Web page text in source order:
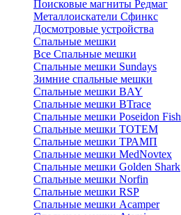
Поисковые магниты Редмаг
Металлоискатели Сфинкс
Досмотровые устройства
Спальные мешки
Все Спальные мешки
Спальные мешки Sundays
Зимние спальные мешки
Спальные мешки BAY
Спальные мешки BTrace
Спальные мешки Poseidon Fish
Спальные мешки ТОТЕМ
Спальные мешки ТРАМП
Cпальные мешки MedNovtex
Спальные мешки Golden Shark
Спальные мешки Norfin
Спальные мешки RSP
Спальные мешки Acamper